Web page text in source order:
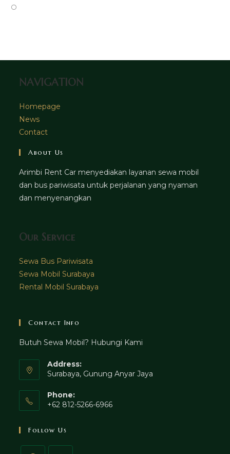
tab
NAVIGATION
Homepage
News
Contact
About Us
Arimbi Rent Car menyediakan layanan sewa mobil
dan bus pariwisata untuk perjalanan yang nyaman
dan menyenangkan
Our Service
Sewa Bus Pariwisata
Sewa Mobil Surabaya
Rental Mobil Surabaya
Contact Info
Butuh Sewa Mobil? Hubungi Kami
Address:
Surabaya, Gunung Anyar Jaya
Phone:
+62 812-5266-6966
Follow Us